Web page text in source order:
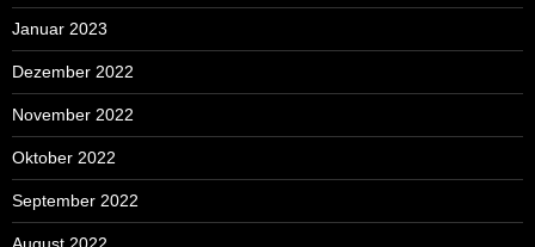
Januar 2023
Dezember 2022
November 2022
Oktober 2022
September 2022